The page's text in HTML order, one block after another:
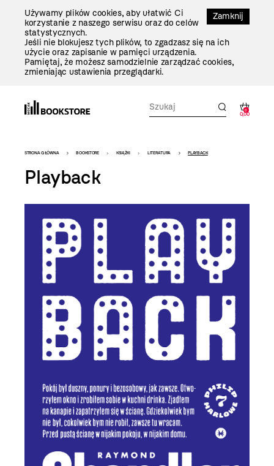
Zamknij
Używamy plików cookies, aby ułatwić Ci
korzystanie z naszego serwisu oraz do celów
statystycznych.
Jeśli nie blokujesz tych plików, to zgadzasz się na ich
użycie oraz zapisanie w pamięci urządzenia.
Pamiętaj, że możesz samodzielnie zarządzać cookies,
zmieniając ustawienia przeglądarki.
0
0,00
Bookstore
-
szablon
szczegóły
STRONA GŁÓWNA BOOKSTORE KSIĄŻKI LITERATURA PLAYBACK
Playback